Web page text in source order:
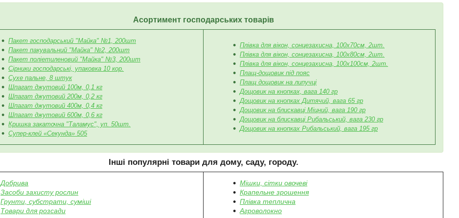
Асортимент господарських товарів
Пакет господарський "Майка" №1, 200шт
Пакет пакувальний "Майка" №2, 200шт
Пакет поліетиленовий "Майка" №3, 200шт
Сірники господарські, упаковка 10 кор.
Сухе пальне, 8 штук
Шпагат джутовий 100м, 0,1 кг
Шпагат джутовий 200м, 0,2 кг
Шпагат джутовий 400м, 0,4 кг
Шпагат джутовий 600м, 0,6 кг
Кришка закаточна "Таламус", уп. 50шт.
Супер-клей «Секунда» 505
Плівка для вікон, сонцезахисна, 100х70см, 2шт.
Плівка для вікон, сонцезахисна, 100х80см, 2шт.
Плівка для вікон, сонцезахисна, 100х100см, 2шт.
Плащ-дощовик під пояс
Плащ дощовик на липучці
Дощовик на кнопках, вага 140 гр
Дощовик на кнопках Дитячий, вага 65 гр
Дощовик на блискавці Міцний, вага 190 гр
Дощовик на блискавці Рибальський, вага 230 гр
Дощовик на кнопках Рибальський, вага 195 гр
Інші популярні товари для дому, саду, городу.
Добрива
Засоби захисту рослин
Грунти, субстрати, суміші
Товари для розсади
Мішки, сітки овочеві
Крапельне зрошення
Плівка теплична
Агроволокно